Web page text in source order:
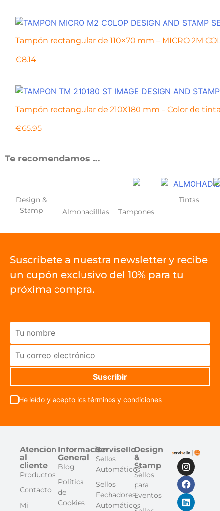
Tampón rectangular de 110×70 mm – MICRO 2M
€8.14
Tampón rectangular de 210X180 mm – Color de
€65.95
Te recomendamos …
Design &
Stamp
Almohadilllas Tampones
Tintas
Suscríbete a nuestra newsletter y recibe
un cupón exclusivo del 10% para tu
próxima compra.
He leído y acepto los términos y condiciones
Atención
al
cliente
Productos
Contacto
Mi
Información
General
Blog
Política
de
Cookies
Servisello
Sellos
Automáticos
Sellos
Fechadores
Automáticos
Design
&
Stamp
Sellos
para
Eventos